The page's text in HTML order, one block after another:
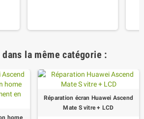
la même catégorie :
Réparation écran Huawei Ascend
Mate S vitre + LCD